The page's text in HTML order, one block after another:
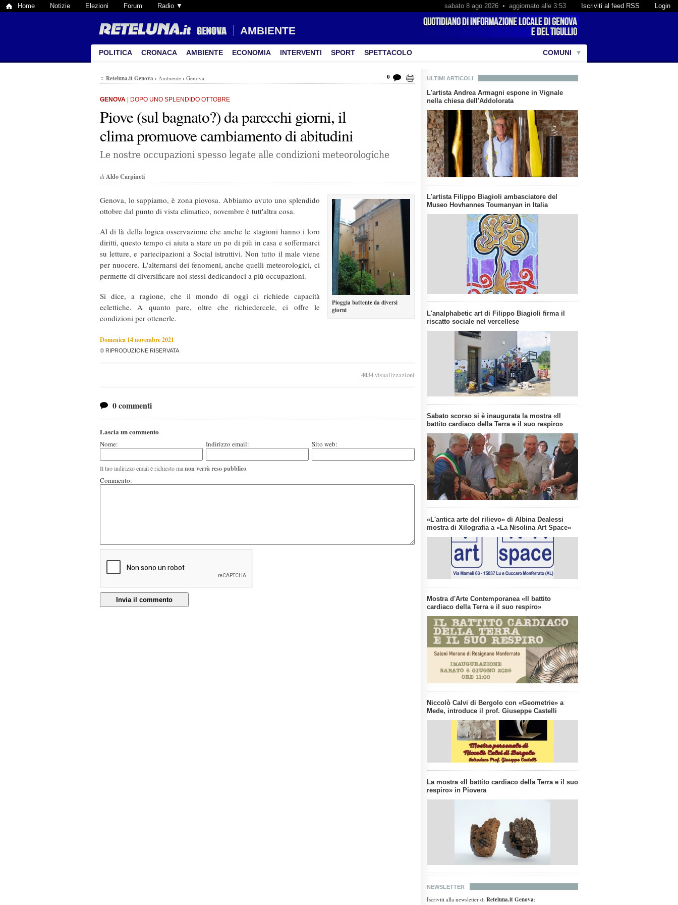
Home Notizie Elezioni Forum Radio ▼ Login
Iscriviti al feed RSS
sabato 8 ago 2026 • aggiornato alle 3:53
AMBIENTE
POLITICA CRONACA AMBIENTE ECONOMIA INTERVENTI SPORT SPETTACOLO COMUNI
ULTIMI ARTICOLI
L'artista Andrea Armagni espone in Vignale
nella chiesa dell'Addolorata
L'artista Filippo Biagioli ambasciatore del
Museo Hovhannes Toumanyan in Italia
L'analphabetic art di Filippo Biagioli firma il
riscatto sociale nel vercellese
Sabato scorso si è inaugurata la mostra «Il
battito cardiaco della Terra e il suo respiro»
«L'antica arte del rilievo» di Albina Dealessi
mostra di Xilografia a «La Nisolina Art Space»
Mostra d'Arte Contemporanea «Il battito
cardiaco della Terra e il suo respiro»
Niccolò Calvi di Bergolo con «Geometrie» a
Mede, introduce il prof. Giuseppe Castelli
La mostra «Il battito cardiaco della Terra e il suo
respiro» in Piovera
NEWSLETTER
Iscriviti alla newsletter di Reteluna.it Genova:
Reteluna.it Genova › Ambiente › Genova 0
GENOVA | DOPO UNO SPLENDIDO OTTOBRE
Piove (sul bagnato?) da parecchi giorni, il
clima promuove cambiamento di abitudini
Le nostre occupazioni spesso legate alle condizioni meteorologiche
diAldo Carpineti
Pioggia battente da diversi
giorni
Genova, lo sappiamo, è zona piovosa. Abbiamo avuto uno splendido
ottobre dal punto di vista climatico, novembre è tutt'altra cosa.
Al di là della logica osservazione che anche le stagioni hanno i loro
diritti, questo tempo ci aiuta a stare un po di più in casa e soffermarci
su letture, e partecipazioni a Social istruttivi. Non tutto il male viene
per nuocere. L'alternarsi dei fenomeni, anche quelli meteorologici, ci
permette di diversificare noi stessi dedicandoci a più occupazioni.
Si dice, a ragione, che il mondo di oggi ci richiede capacità
eclettiche. A quanto pare, oltre che richiedercele, ci offre le
condizioni per ottenerle.
Domenica 14 novembre 2021
© RIPRODUZIONE RISERVATA
4034visualizzazioni
0 commenti
Lascia un commento
Nome: Indirizzo email: Sito web:
Il tuo indirizzo email è richiesto manon verrà reso pubblico.
Commento:
Invia il commento